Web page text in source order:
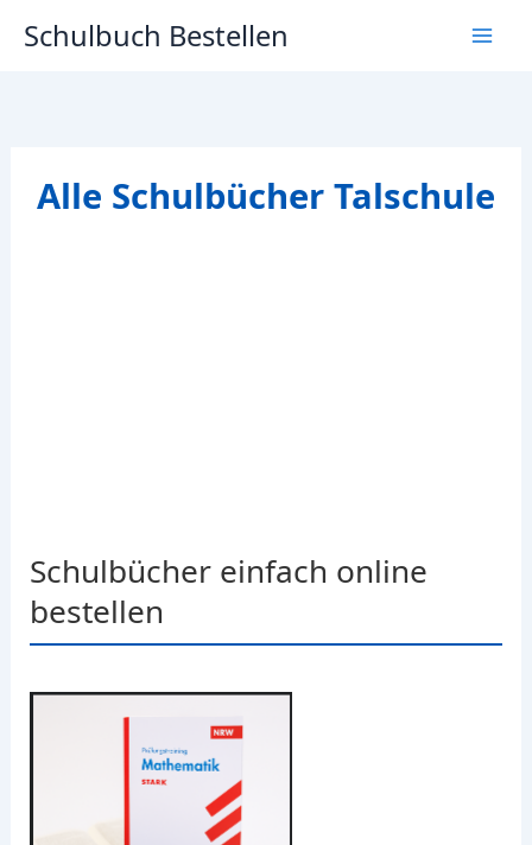
InhaltSchulbuch Bestellen
Alle Schulbücher Talschule
Schulbücher einfach online
bestellen